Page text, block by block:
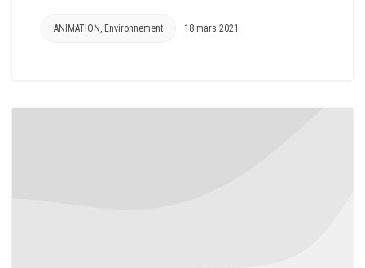
ANIMATION Environnement 18 mars 2021